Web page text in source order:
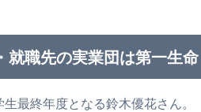
就職先の実業団は第一生命
最終年度となる鈴木優花さん。